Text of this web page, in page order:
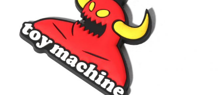
#路地裏てぃーん。 #MONTHLY JOURNAL
#GH 銘品の所以 #フイナムのYouTube
#Commune H #FOCUS IT #AH.H
#ととけん #FASHION #MUSIC
#SNEAKER #OUTDOOR
#HANDSOME HANDBOOK